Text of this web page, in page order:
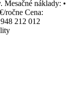
Mesačné náklady: •
ročne Cena:
212 012